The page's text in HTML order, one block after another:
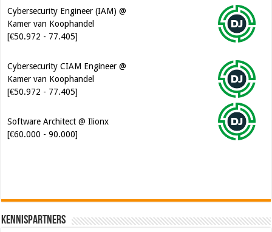
Cybersecurity Engineer (IAM) @
Kamer van Koophandel
[€50.972 - 77.405]
Cybersecurity CIAM Engineer @
Kamer van Koophandel
[€50.972 - 77.405]
Software Architect @ Ilionx
[€60.000 - 90.000]
Kennispartners